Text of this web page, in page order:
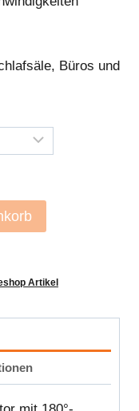
Büros und
Artikel